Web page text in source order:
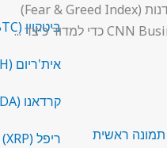
ביטקוין (BTC)
אית'ריום (ETH)
קרדאנו (ADA)
ריפל (XRP)
מדד הפחד והחמדנות (Fear & Greed Index)